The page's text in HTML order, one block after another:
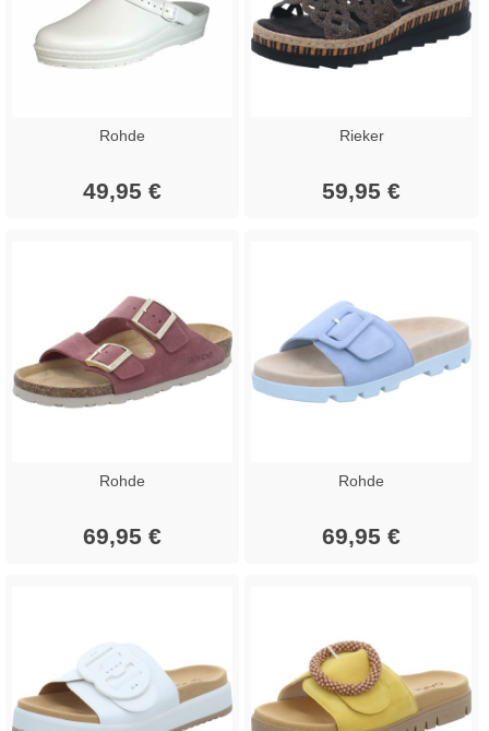
Rohde
49,95 €
Rieker
59,95 €
Rohde
69,95 €
Rohde
69,95 €